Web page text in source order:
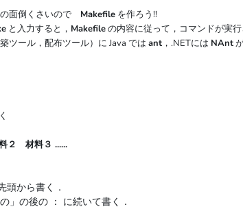
面倒くさいので Makefile を作ろう!!
と入力すると， Makefileの内容に従って，コマンドが実行
ツール，配布ツール）に Java では ant ，.NETには NAnt
２ 材料３ ......
頭から書く．
」の後の ： に続いて書く．